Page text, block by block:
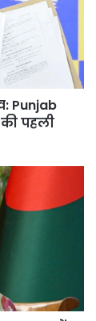
Punjab
पहली